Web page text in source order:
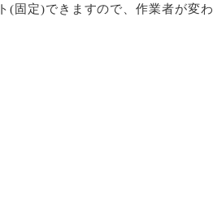
(固定)できますので、作業者が変わ